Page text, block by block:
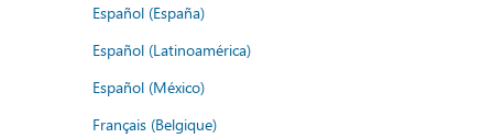
Español (España)
Español (Latinoamérica)
Español (México)
Français (Belgique)